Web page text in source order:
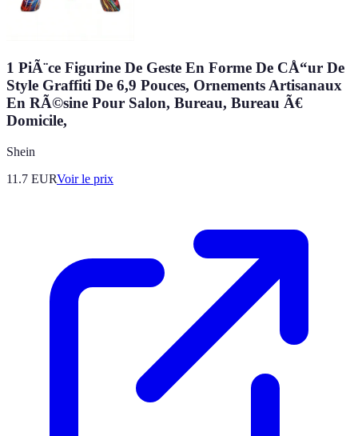
1 PiÃ¨ce Figurine De Geste En Forme De CÅ“ur De
Style Graffiti De 6,9 Pouces, Ornements Artisanaux
En RÃ©sine Pour Salon, Bureau, Bureau Ã€
Domicile,
Shein
11.7 EURVoir le prix